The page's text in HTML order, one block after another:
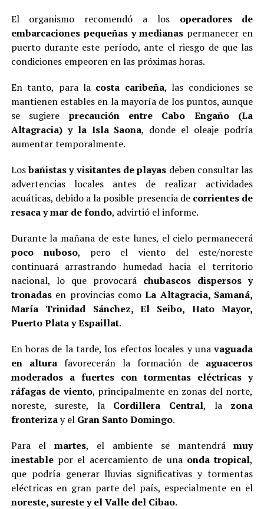
El organismo recomendó a los operadores de
embarcaciones pequeñas y medianas permanecer en
puerto durante este período, ante el riesgo de que las
condiciones empeoren en las próximas horas.
En tanto, para la costa caribeña, las condiciones se
mantienen estables en la mayoría de los puntos, aunque
se sugiere precaución entre Cabo Engaño (La
Altagracia) y la Isla Saona, donde el oleaje podría
aumentar temporalmente.
Losbañistas y visitantes de playas deben consultar las
advertencias locales antes de realizar actividades
acuáticas, debido a la posible presencia de corrientes de
resaca y mar de fondo, advirtió el informe.
Durante la mañana de este lunes, el cielo permanecerá
poco nuboso, pero el viento del este/noreste
continuará arrastrando humedad hacia el territorio
nacional, lo que provocará chubascos dispersos y
tronadasen provincias comoLa Altagracia, Samaná,
María Trinidad Sánchez, El Seibo, Hato Mayor,
Puerto Plata y Espaillat.
En horas de la tarde, los efectos locales y unavaguada
en alturafavorecerán la formación de aguaceros
moderados a fuertes con tormentas eléctricas y
ráfagas de viento, principalmente en zonas del norte,
noreste, sureste, la Cordillera Central, la zona
fronterizay el Gran Santo Domingo.
Para elmartes, el ambiente se mantendrámuy
inestablepor el acercamiento de una onda tropical,
que podría generar lluvias significativas y tormentas
eléctricas en gran parte del país, especialmente en el
noreste, sureste y el Valle del Cibao.